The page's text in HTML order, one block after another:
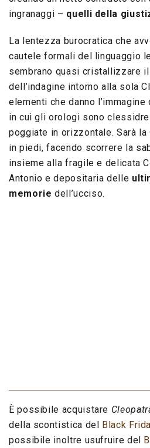
ingranaggi – quelli della
La lentezza burocratica che
cautele formali del linguaggio
sembrano quasi cristallizzare
dell’indagine intorno alla sola
elementi che danno l’immagine
in cui gli orologi sono clessidre
poggiate in orizzontale. Sarà
in piedi, facendo scorrere la
insieme alla fragile e delicata
Antonio e depositaria delle
memorie dell’ucciso.
È possibile acquistare
della scontistica del Black
possibile inoltre usufruire del